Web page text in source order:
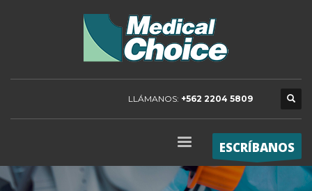
LLÁMANOS: +562 2204 5809
ESCRÍBANOS